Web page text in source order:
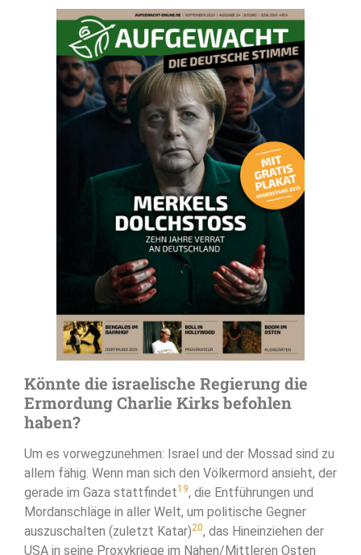
Könnte die israelische Regierung die
Ermordung Charlie Kirks befohlen
haben?
Um es vorwegzunehmen: Israel und der Mossad sind zu
allem fähig. Wenn man sich den Völkermord ansieht, der
gerade im Gaza stattfindet19, die Entführungen und
Mordanschläge in aller Welt, um politische Gegner
auszuschalten (zuletzt Katar)20, das Hineinziehen der
USA in seine Proxykriege im Nahen/Mittleren Osten